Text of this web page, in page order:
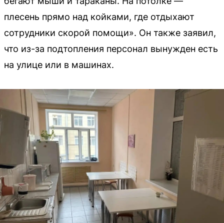
плесень прямо над койками, где отдыхают
сотрудники скорой помощи». Он также заявил,
что из-за подтопления персонал вынужден есть
на улице или в машинах.